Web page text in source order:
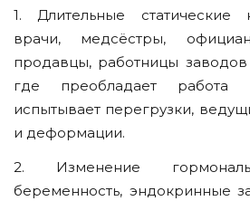
1. Длительные статические
врачи, медсёстры,
продавцы, работницы
где преобладает работа
испытывает перегрузки,
и деформации.
2. Изменение
беременность, эндокринные